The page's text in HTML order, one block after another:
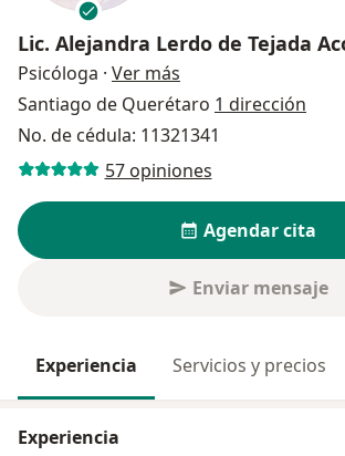
Lic. Alejandra Lerdo de Tejada
Psicóloga · Ver más
Santiago de Querétaro 1 dirección
No. de cédula: 11321341
57 opiniones
Agendar cita
Enviar mensaje
Experiencia Servicios y precios
Experiencia